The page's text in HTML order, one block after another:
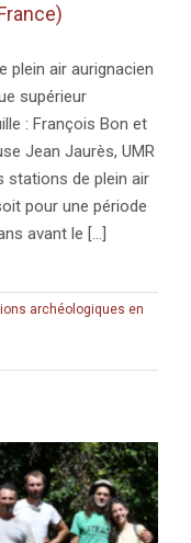
plein air aurignacien
supérieur
: François Bon et
Jean Jaurès, UMR
stations de plein air
pour une période
avant le [...]
archéologiques en